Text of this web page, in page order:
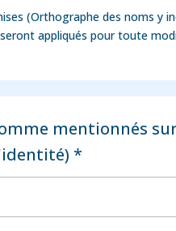
(Orthographe des noms
appliqués pour toute
mentionnés
*